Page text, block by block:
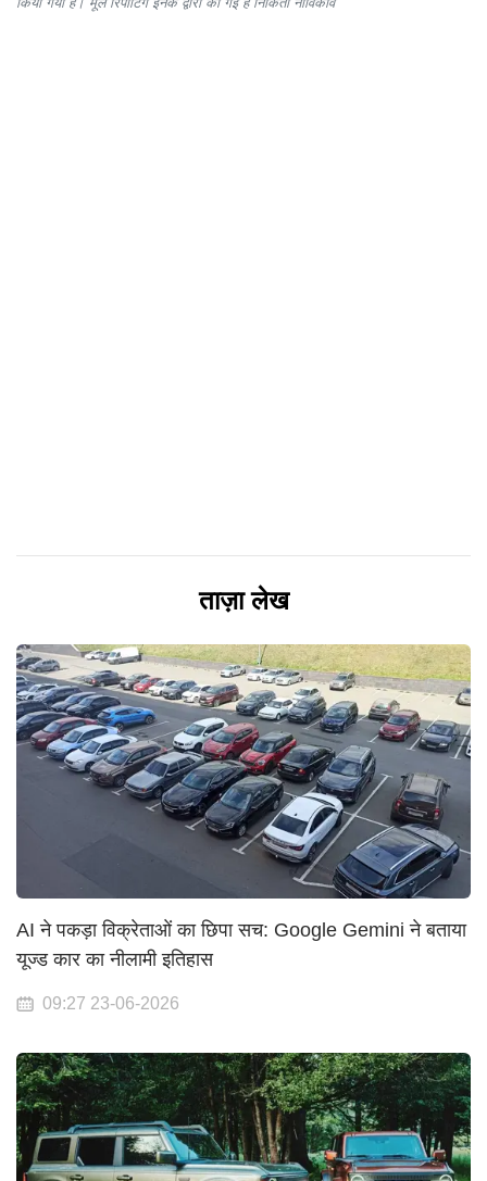
ताज़ा लेख
AI ने पकड़ा विक्रेताओं का छिपा सच: Google Gemini ने बताया
यूज्ड कार का नीलामी इतिहास
09:27 23-06-2026